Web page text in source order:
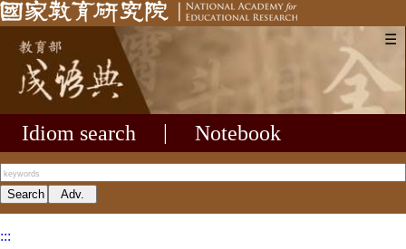
☰
Idiom search Notebook
:::